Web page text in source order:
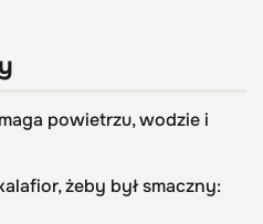
powietrzu, wodzie i
żeby był smaczny: